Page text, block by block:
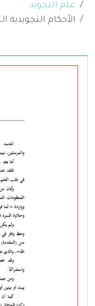
علم التجويد
الأحكام